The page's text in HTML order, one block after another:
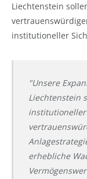
Liechtenstein
institutioneller
"Unsere
Liechtenstein
erhebliche